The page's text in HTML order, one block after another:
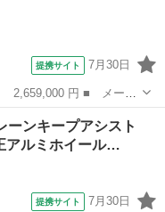
提携サイト 7月30日
レード名： ＥＸ 新
ンダセンシング／シー
ーンキープアシスト
ルミホイール…
提携サイト 7月30日